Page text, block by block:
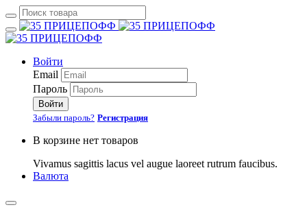
Войти
Email
Пароль
Войти
Забыли пароль? Регистрация
В корзине нет товаров
Vivamus sagittis lacus vel augue laoreet rutrum faucibus.
Валюта